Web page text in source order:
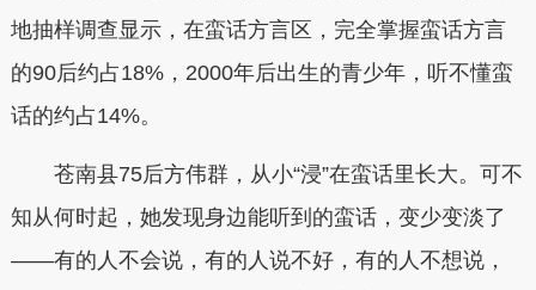
地抽样调查显示，在蛮话方言区，完全掌握蛮话方言
的90后约占18%，2000年后出生的青少年，听不懂蛮
话的约占14%。
苍南县75后方伟群，从小“浸”在蛮话里长大。可不
知从何时起，她发现身边能听到的蛮话，变少变淡了
——有的人不会说，有的人说不好，有的人不想说，